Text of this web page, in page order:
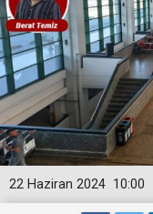
10:00
22 Haziran 2024